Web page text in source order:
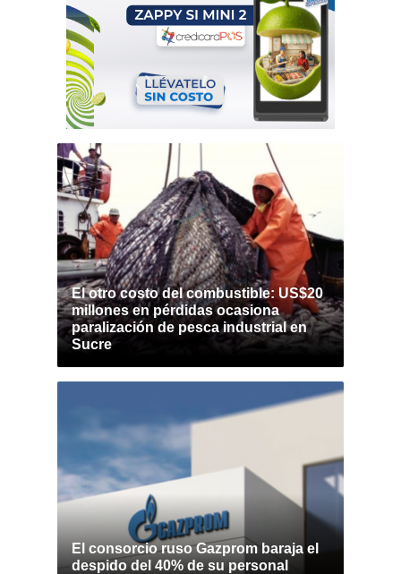
El otro costo del combustible: US$20
millones en pérdidas ocasiona
paralización de pesca industrial en
Sucre
El consorcio ruso Gazprom baraja el
despido del 40% de su personal